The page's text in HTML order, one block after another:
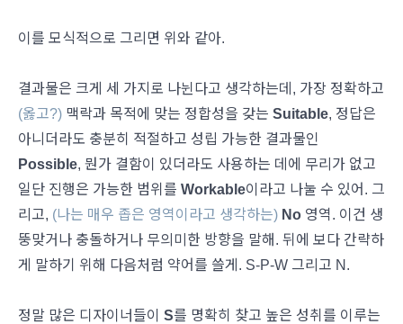
이를 모식적으로 그리면 위와 같아.
결과물은 크게 세 가지로 나뉜다고 생각하는데, 가장 정확하고
(옳고?) 맥락과 목적에 맞는 정합성을 갖는 Suitable, 정답은
아니더라도 충분히 적절하고 성립 가능한 결과물인
Possible, 뭔가 결함이 있더라도 사용하는 데에 무리가 없고
일단 진행은 가능한 범위를 Workable이라고 나눌 수 있어. 그
리고, (나는 매우 좁은 영역이라고 생각하는) No 영역. 이건 생
뚱맞거나 충돌하거나 무의미한 방향을 말해. 뒤에 보다 간략하
게 말하기 위해 다음처럼 약어를 쓸게. S-P-W 그리고 N.
정말 많은 디자이너들이 S를 명확히 찾고 높은 성취를 이루는